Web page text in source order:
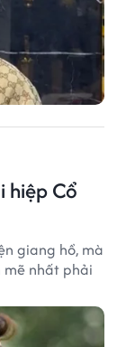
hiệp Cổ
giang hồ, mà
nhất phải